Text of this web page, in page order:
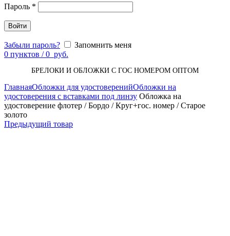
Пароль *
Войти
Забыли пароль?
Запомнить меня
0 пунктов / 0 руб.
БРЕЛОКИ И ОБЛОЖКИ С ГОС НОМЕРОМ ОПТОМ
ГлавнаяОбложки для удостоверенийОбложки на
удостоверения с вставками под линзу Обложка на
удостоверение флотер / Бордо / Круг+гос. номер / Старое
золото
Предыдущий товар